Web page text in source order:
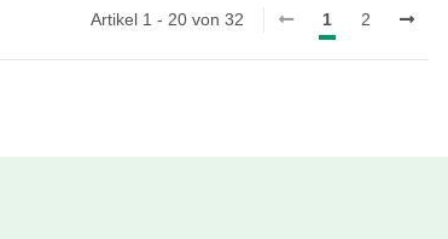
Artikel 1 - 20 von 32 1 2